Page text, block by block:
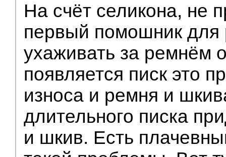
На счёт селикона, не
первый помошник для
ухаживать за ремнём
появляется писк это
износа и ремня и
длительного писка
и шкив. Есть